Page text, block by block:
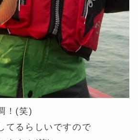
！(笑)
てるらしいですので